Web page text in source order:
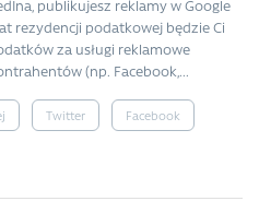
publikujesz reklamy w Google
rezydencji podatkowej będzie Ci
za usługi reklamowe
(np. Facebook,...
Twitter Facebook